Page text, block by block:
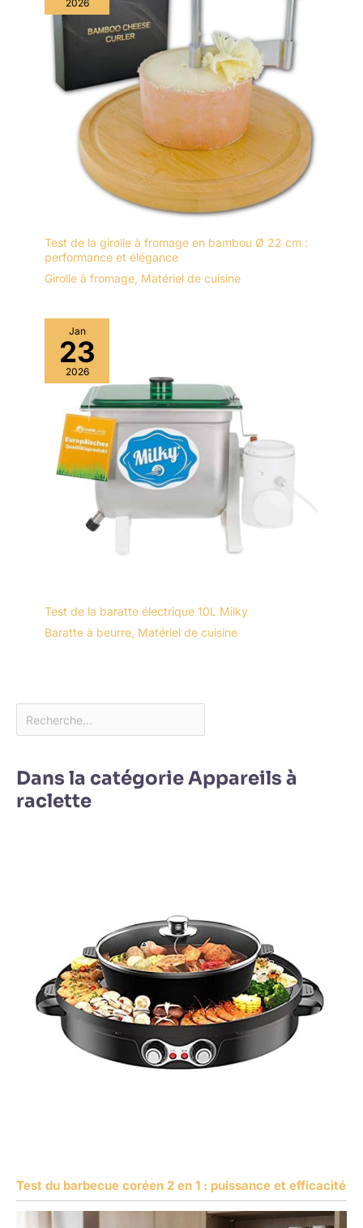
2026
Test de la girolle à fromage en bambou Ø 22 cm :
performance et élégance
Girolle à fromage, Matériel de cuisine
Jan
23
2026
Test de la baratte électrique 10L Milky
Baratte à beurre, Matériel de cuisine
Dans la catégorie Appareils à
raclette
Test du barbecue coréen 2 en 1 : puissance et efficacité